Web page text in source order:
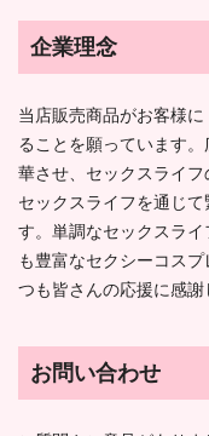
企業理念
当店販売商品がお客様
ることを願っています
華させ、セックスライフ
セックスライフを通じ
す。単調なセックスラ
も豊富なセクシーコス
つも皆さんの応援に感謝
お問い合わせ